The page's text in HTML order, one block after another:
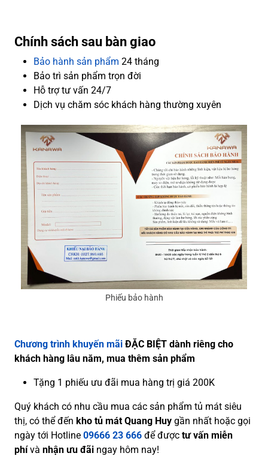
Chính sách sau bàn giao
Bảo hành sản phẩm 24 tháng
Bảo trì sản phẩm trọn đời
Hỗ trợ tư vấn 24/7
Dịch vụ chăm sóc khách hàng thường xuyên
Phiếu bảo hành
Chương trình khuyến mãi ĐẶC BIỆT dành riêng cho
khách hàng lâu năm, mua thêm sản phẩm
Tặng 1 phiếu ưu đãi mua hàng trị giá 200K
Quý khách có nhu cầu mua các sản phẩm tủ mát siêu
thị, có thể đến kho tủ mát Quang Huy gần nhất hoặc gọi
ngày tới Hotline 09666 23 666 để được tư vấn miễn
phívà nhận ưu đãi ngay hôm nay!